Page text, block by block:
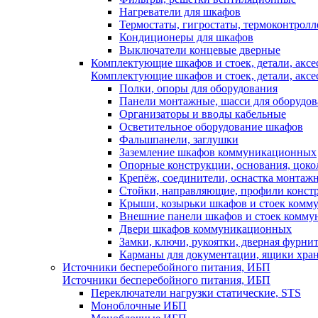
Нагреватели для шкафов
Термостаты, гигростаты,
Кондиционеры для шкафов
Выключатели концевые дверные
Комплектующие шкафов и стоек, детали,
Комплектующие шкафов и стоек, детали,
Полки, опоры для оборудования
Панели монтажные, шасси для
Организаторы и вводы кабельные
Осветительное оборудование шкафов
Фальшпанели, заглушки
Заземление шкафов коммуникационных
Опорные конструкции, основания,
Крепёж, соединители, оснастка
Стойки, направляющие, профили
Крыши, козырьки шкафов и стоек
Внешние панели шкафов и стоек
Двери шкафов коммуникационных
Замки, ключи, рукоятки, дверная
Карманы для документации, ящики
Источники бесперебойного питания, ИБП
Источники бесперебойного питания, ИБП
Переключатели нагрузки статические, STS
Моноблочные ИБП